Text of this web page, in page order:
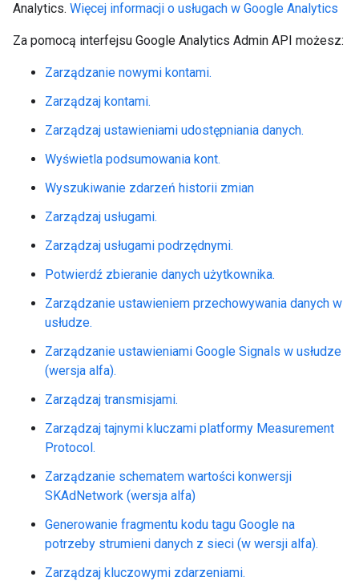
Analytics. Więcej informacji o usługach w Google Analytics
Za pomocą interfejsu Google Analytics Admin API możesz:
Zarządzanie nowymi kontami.
Zarządzaj kontami.
Zarządzaj ustawieniami udostępniania danych.
Wyświetla podsumowania kont.
Wyszukiwanie zdarzeń historii zmian
Zarządzaj usługami.
Zarządzaj usługami podrzędnymi.
Potwierdź zbieranie danych użytkownika.
Zarządzanie ustawieniem przechowywania danych w
usłudze.
Zarządzanie ustawieniami Google Signals w usłudze
(wersja alfa).
Zarządzaj transmisjami.
Zarządzaj tajnymi kluczami platformy Measurement
Protocol.
Zarządzanie schematem wartości konwersji
SKAdNetwork (wersja alfa)
Generowanie fragmentu kodu tagu Google na
potrzeby strumieni danych z sieci (w wersji alfa).
Zarządzaj kluczowymi zdarzeniami.